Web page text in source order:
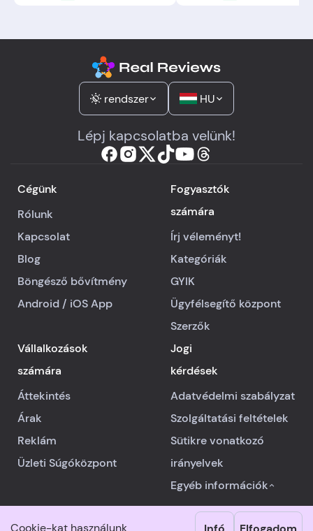
Cookie-kat használunk
rendszer HU
Lépj kapcsolatba velünk!
Cégünk
Rólunk
Kapcsolat
Blog
Böngésző bővítmény
Android/ iOSApp
Fogyasztók
számára
Írj véleményt!
Kategóriák
GYIK
Ügyfélsegítő központ
Szerzők
Vállalkozások
számára
Áttekintés
Árak
Reklám
Üzleti Súgóközpont
Jogi
kérdések
Adatvédelmi szabályzat
Szolgáltatási feltételek
Sütikre vonatkozó
irányelvek
Egyéb információk